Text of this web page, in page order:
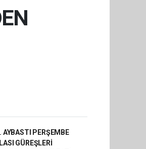
AYBASTI PERŞEMBE
GÜREŞLERİ